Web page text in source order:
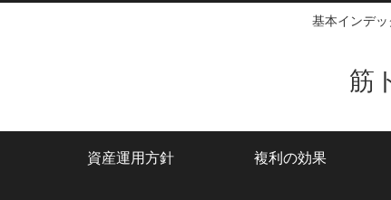
基本インデ
筋
資産運用方針 複利の効果